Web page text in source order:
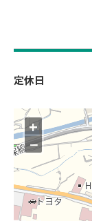
定休日
+
−